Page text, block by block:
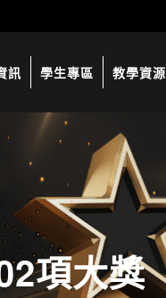
訊 學生專區 教學資源
項大獎